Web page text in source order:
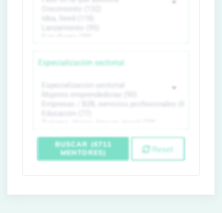
Especialización sectorial
BUSCAR (6711
MENTORES)
Reset